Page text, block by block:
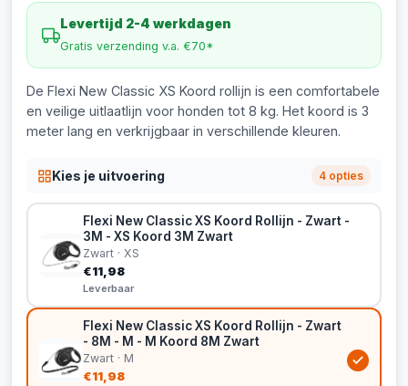
Levertijd 2-4 werkdagen
Gratis verzending v.a. €70*
De Flexi New Classic XS Koord rollijn is een comfortabele
en veilige uitlaatlijn voor honden tot 8 kg. Het koord is 3
meter lang en verkrijgbaar in verschillende kleuren.
Kies je uitvoering 4 opties
Flexi New Classic XS Koord Rollijn - Zwart -
3M - XS Koord 3M Zwart
Zwart · XS
€11,98
Leverbaar
Flexi New Classic XS Koord Rollijn - Zwart
- 8M - M - M Koord 8M Zwart
Zwart · M
€11,98